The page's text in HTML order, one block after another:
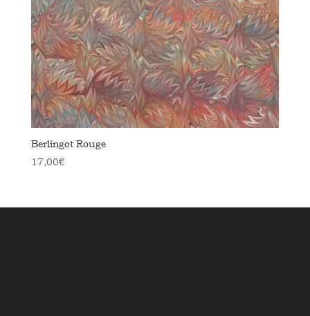
Berlingot Rouge
17,00€